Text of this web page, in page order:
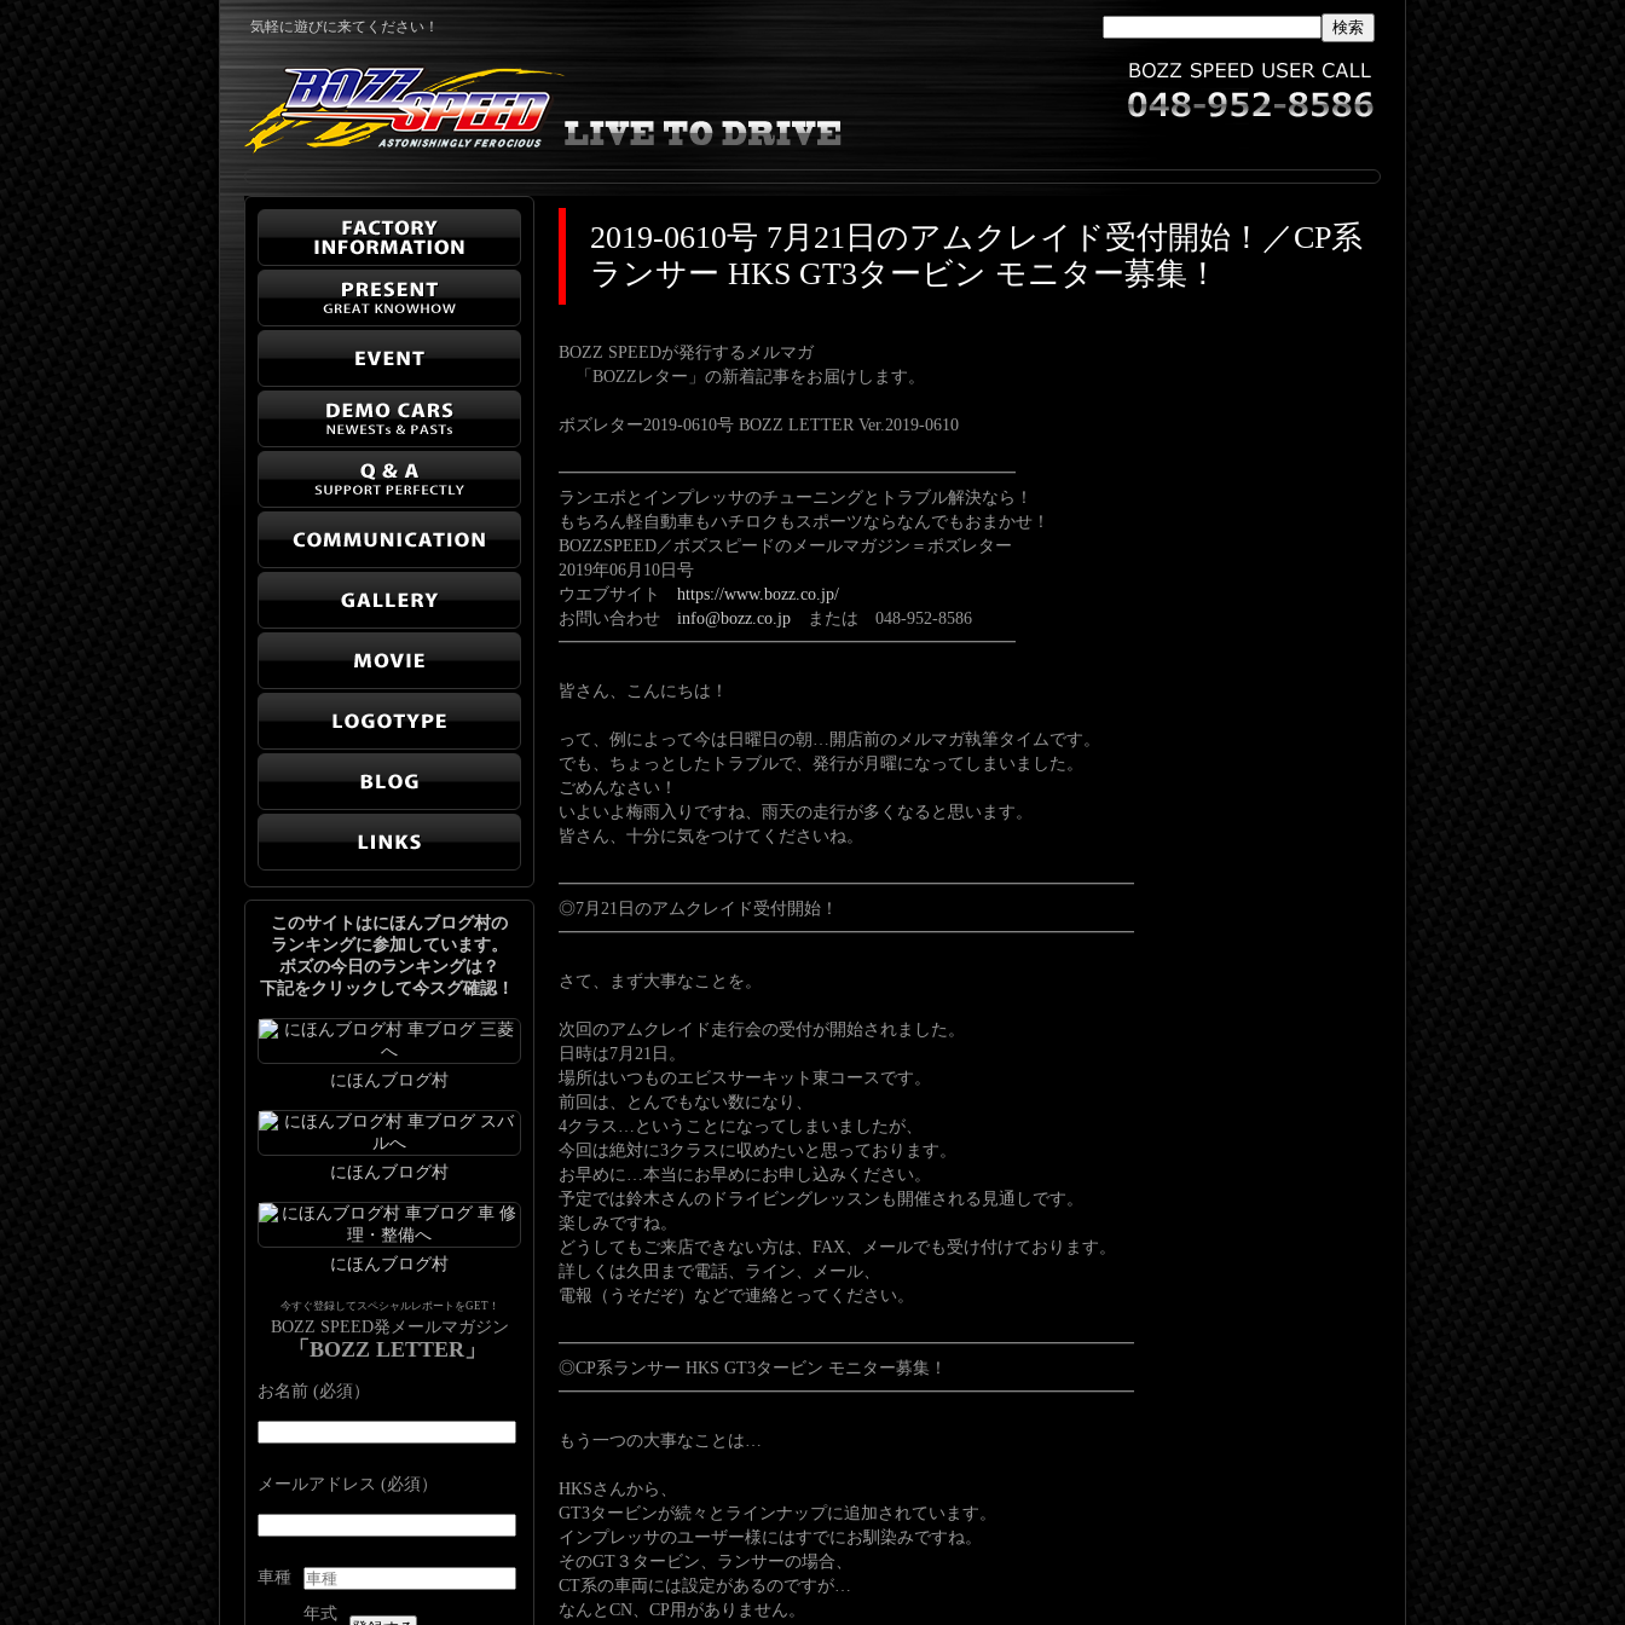
気軽に遊びに来てください！
2019-0610号 7月21日のアムクレイド受付開始！／CP系
ランサー HKS GT3タービン モニター募集！
BOZZ SPEEDが発行するメルマガ
「BOZZレター」の新着記事をお届けします。
ボズレター2019-0610号 BOZZ LETTER Ver.2019-0610
━━━━━━━━━━━━━━━━━━━━━━━━━━━
ランエボとインプレッサのチューニングとトラブル解決なら！
もちろん軽自動車もハチロクもスポーツならなんでもおまかせ！
BOZZSPEED／ボズスピードのメールマガジン＝ボズレター
2019年06月10日号
ウエブサイト https://www.bozz.co.jp/
お問い合わせ info@bozz.co.jp または 048-952-8586
━━━━━━━━━━━━━━━━━━━━━━━━━━━
皆さん、こんにちは！
って、例によって今は日曜日の朝…開店前のメルマガ執筆タイムです。
でも、ちょっとしたトラブルで、発行が月曜になってしまいました。
ごめんなさい！
いよいよ梅雨入りですね、雨天の走行が多くなると思います。
皆さん、十分に気をつけてくださいね。
━━━━━━━━━━━━━━━━━━━━━━━━━━━━━━━━━━
◎7月21日のアムクレイド受付開始！
━━━━━━━━━━━━━━━━━━━━━━━━━━━━━━━━━━
さて、まず大事なことを。
次回のアムクレイド走行会の受付が開始されました。
日時は7月21日。
場所はいつものエビスサーキット東コースです。
前回は、とんでもない数になり、
4クラス…ということになってしまいましたが、
今回は絶対に3クラスに収めたいと思っております。
お早めに…本当にお早めにお申し込みください。
予定では鈴木さんのドライビングレッスンも開催される見通しです。
楽しみですね。
どうしてもご来店できない方は、FAX、メールでも受け付けております。
詳しくは久田まで電話、ライン、メール、
電報（うそだぞ）などで連絡とってください。
━━━━━━━━━━━━━━━━━━━━━━━━━━━━━━━━━━
◎CP系ランサー HKS GT3タービン モニター募集！
━━━━━━━━━━━━━━━━━━━━━━━━━━━━━━━━━━
もう一つの大事なことは…
HKSさんから、
GT3タービンが続々とラインナップに追加されています。
インプレッサのユーザー様にはすでにお馴染みですね。
そのGT３タービン、ランサーの場合、
CT系の車両には設定があるのですが…
なんとCN、CP用がありません。
このサイトはにほんブログ村の
ランキングに参加しています。
ボズの今日のランキングは？
下記をクリックして今スグ確認！
にほんブログ村
にほんブログ村
にほんブログ村
今すぐ登録してスペシャルレポートをGET！
BOZZ SPEED発メールマガジン
「BOZZ LETTER」
お名前 (必須）
メールアドレス (必須）
車種
年式